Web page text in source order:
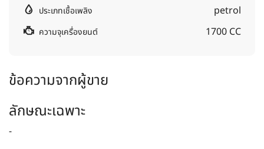
ประเภทเชื้อเพลิง petrol
ความจุเครื่องยนต์ 1700 CC
ข้อความจากผู้ขาย
ลักษณะเฉพาะ
-